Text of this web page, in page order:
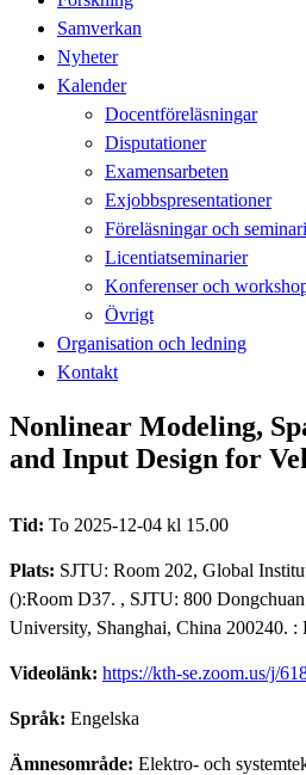
Samverkan
Nyheter
Kalender
Docentföreläsningar
Disputationer
Examensarbeten
Exjobbspresentationer
Föreläsningar och
Licentiatseminarier
Konferenser och
Övrigt
Organisation och ledning
Kontakt
Nonlinear Modeling,
and Input Design for
Tid: To 2025-12-04 kl 15.00
Plats: SJTU: Room 202, Global
():Room D37. , SJTU: 800
University, Shanghai, China 200240. :
Videolänk: https://kth-se.zoom.us/j/
Språk: Engelska
Ämnesområde: Elektro- och